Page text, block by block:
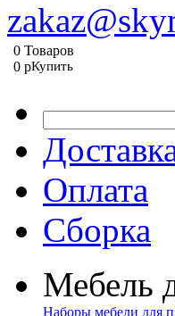
0 Товаров
0 pКупить
Оплата
Сборка
Мебель
Наборы мебели для